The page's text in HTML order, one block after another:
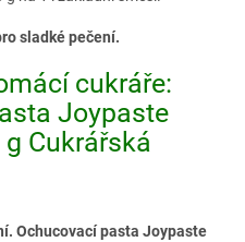
sladké pečení.
cukráře:
Joypaste
Cukrářská
Ochucovací pasta Joypaste